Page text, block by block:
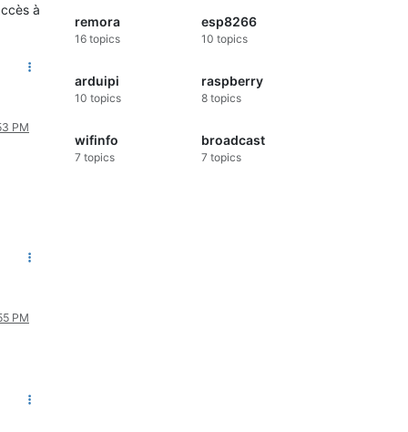
à
PM
PM
remora
16 topics
esp8266
10 topics
arduipi
10 topics
raspberry
8topics
wifinfo
7 topics
broadcast
7 topics